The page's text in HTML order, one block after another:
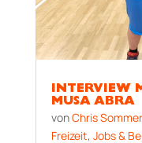
INTERVIEW
MUSA ABRA
vonChris
Freizeit, Jobs &